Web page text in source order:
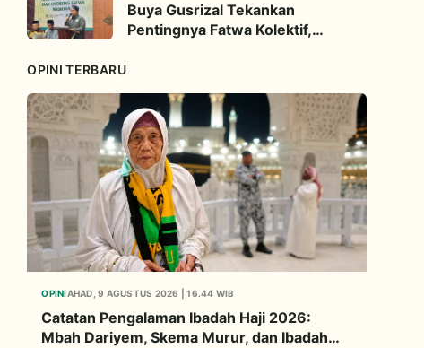
Buya Gusrizal Tekankan
Pentingnya Fatwa Kolektif,
OPINI TERBARU
OPINIAHAD, 9 AGUSTUS 2026 | 16.44 WIB
Catatan Pengalaman Ibadah Haji 2026:
Mbah Dariyem, Skema Murur, dan Ibadah